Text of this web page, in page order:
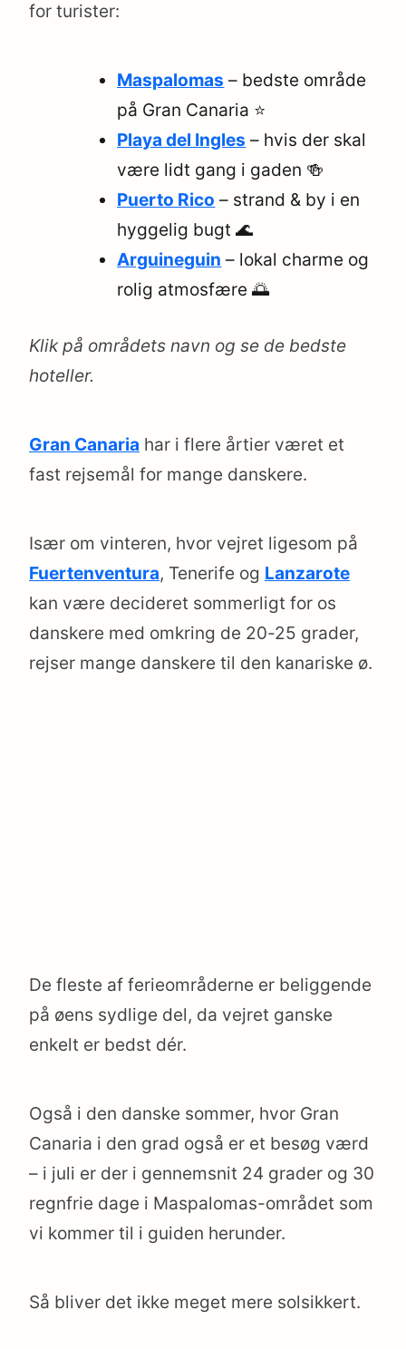
for turister:
Maspalomas – bedste område
på Gran Canaria ⭐️
Playa del Ingles – hvis der skal
være lidt gang i gaden 🍻
Puerto Rico – strand & by i en
hyggelig bugt 🌊
Arguineguin – lokal charme og
rolig atmosfære 🌅
Klik på områdets navn og se de bedste
hoteller.
Gran Canaria har i flere årtier været et
fast rejsemål for mange danskere.
Især om vinteren, hvor vejret ligesom på
Fuertenventura, Tenerife og Lanzarote
kan være decideret sommerligt for os
danskere med omkring de 20-25 grader,
rejser mange danskere til den kanariske ø.
De fleste af ferieområderne er beliggende
på øens sydlige del, da vejret ganske
enkelt er bedst dér.
Også i den danske sommer, hvor Gran
Canaria i den grad også er et besøg værd
– i juli er der i gennemsnit 24 grader og 30
regnfrie dage i Maspalomas-området som
vi kommer til i guiden herunder.
Så bliver det ikke meget mere solsikkert.